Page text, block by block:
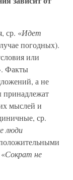
ср. «Идет
погодных).
или
Факты
а не
мыслей и
ср.
люди
Сократ не